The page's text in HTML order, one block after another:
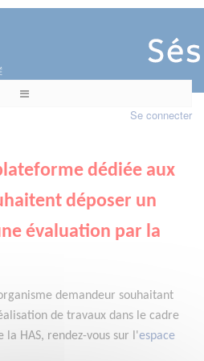
Se connecter
dédiée aux
déposer un
évaluation par la
demandeur souhaitant
de travaux dans le cadre
HAS, rendez-vous sur l'espace